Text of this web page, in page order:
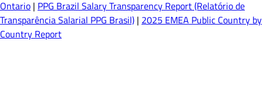
Ontario | PPG Brazil Salary Transparency Report (Relatório de
Transparência Salarial PPG Brasil) | 2025 EMEA Public Country by
Country Report